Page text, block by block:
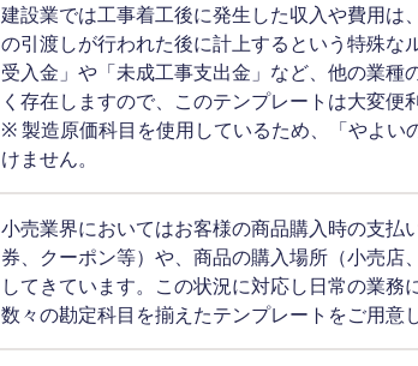
建設業では工事着工後に発生した収入や費用は
の引渡しが行われた後に計上するという特殊な
受入金」や「未成工事支出金」など、他の業種
く存在しますので、このテンプレートは大変便
※ 製造原価科目を使用しているため、「やよい
けません。
小売業界においてはお客様の商品購入時の支払
券、クーポン等）や、商品の購入場所（小売店
してきています。この状況に対応し日常の業務
数々の勘定科目を揃えたテンプレートをご用意